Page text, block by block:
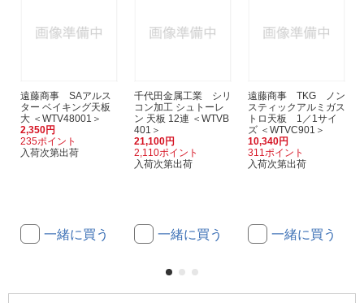
遠藤商事 SAアルス
ター ベイキング天板
大 ＜WTV48001＞
2,350円
235ポイント
入荷次第出荷
一緒に買う
千代田金属工業 シリ
コン加工 シュトーレ
ン 天板 12連 ＜WTVB
401＞
21,100円
2,110ポイント
入荷次第出荷
一緒に買う
遠藤商事 TKG ノン
スティックアルミガス
トロ天板 1／1サイ
ズ ＜WTVC901＞
10,340円
311ポイント
入荷次第出荷
一緒に買う